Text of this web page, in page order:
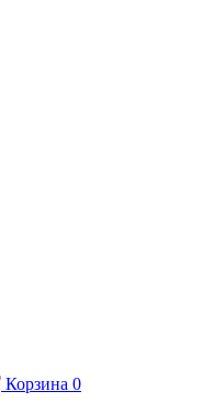
Корзина 0